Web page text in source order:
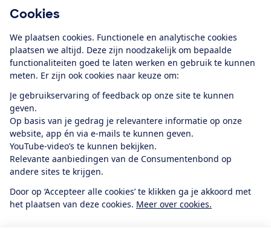
Cookies
We plaatsen cookies. Functionele en analytische cookies
plaatsen we altijd. Deze zijn noodzakelijk om bepaalde
functionaliteiten goed te laten werken en gebruik te kunnen
meten. Er zijn ook cookies naar keuze om:
Je gebruikservaring of feedback op onze site te kunnen
geven.
Op basis van je gedrag je relevantere informatie op onze
website, app én via e-mails te kunnen geven.
YouTube-video’s te kunnen bekijken.
Relevante aanbiedingen van de Consumentenbond op
andere sites te krijgen.
Door op ‘Accepteer alle cookies’ te klikken ga je akkoord met
het plaatsen van deze cookies. Meer over cookies.
Alles over de
app
Algemene Voorwaarden
Privacyverklaring
Cookiebeleid
Privacyvoorkeuren
Toegankelijkheid
RSS-feed nieuws
Facebook
TwitterInstagram
YoutubeLinkedIn
12.901consumentenbeoordelen de Consumentenbondmet gemiddeld